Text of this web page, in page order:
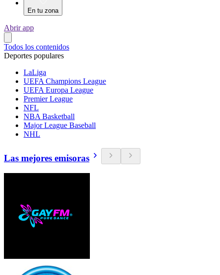
En tu zona
Abrir app
Todos los contenidos
Deportes populares
LaLiga
UEFA Champions League
UEFA Europa League
Premier League
NFL
NBA Basketball
Major League Baseball
NHL
Las mejores emisoras